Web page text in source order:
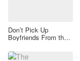
Don’t Pick Up
Boyfriends From the